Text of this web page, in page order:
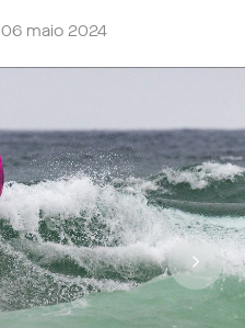
06 maio 2024